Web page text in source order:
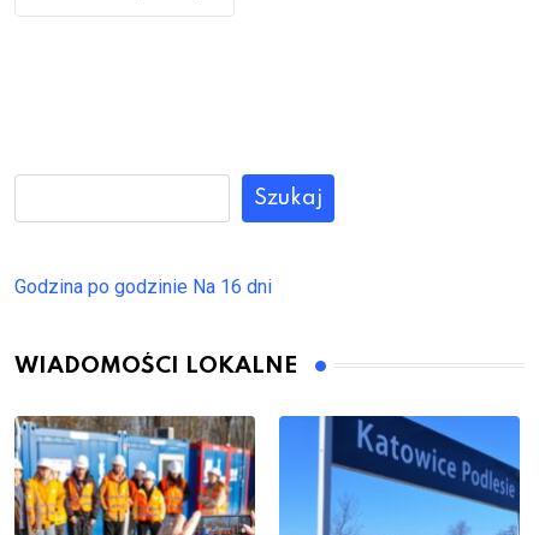
Szukaj
Godzina po godzinie Na 16 dni
WIADOMOŚCI LOKALNE